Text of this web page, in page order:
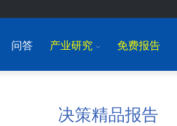
问答 产业研究 I 免费报告
决策精品报告